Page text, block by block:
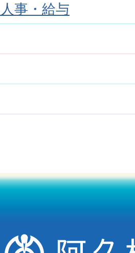
事・給与